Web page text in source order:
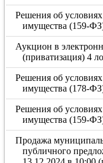
Решения об
имущества (159-
Аукцион в
(приватизация) 4
Решения об
имущества (178-
Решения об
имущества (159-
Продажа
публичного